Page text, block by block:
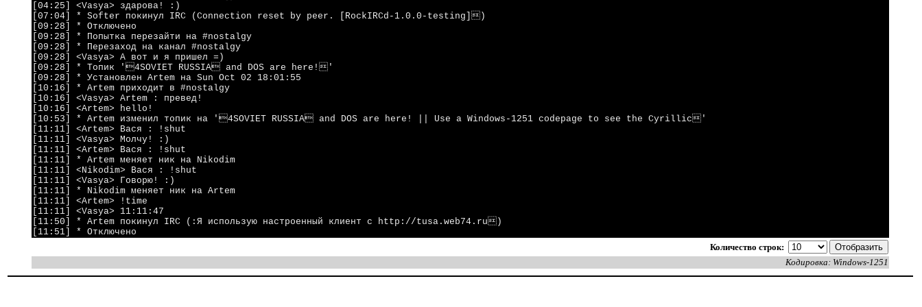
[04:25] <Vasya> здарова! :)
[07:04] * Softer покинул IRC (Connection reset by peer. [RockIRCd-1.0.0-testing])
[09:28] * Отключено
[09:28] * Попытка перезайти на #nostalgy
[09:28] * Перезаход на канал #nostalgy
[09:28] <Vasya> А вот и я пришел =)
[09:28] * Топик '4SOVIET RUSSIA and DOS are here!'
[09:28] * Установлен Artem на Sun Oct 02 18:01:55
[10:16] * Artem приходит в #nostalgy
[10:16] <Vasya> Artem : превед!
[10:16] <Artem> hello!
[10:53] * Artem изменил топик на '4SOVIET RUSSIA and DOS are here! || Use a Windows-1251 codepage to see the Cyrillic'
[11:11] <Artem> Вася : !shut
[11:11] <Vasya> Молчу! :)
[11:11] <Artem> Вася : !shut
[11:11] * Artem меняет ник на Nikodim
[11:11] <Nikodim> Вася : !shut
[11:11] <Vasya> Говорю! :)
[11:11] * Nikodim меняет ник на Artem
[11:11] <Artem> !time
[11:11] <Vasya> 11:11:47
[11:50] * Artem покинул IRC (:Я использую настроенный клиент с http://tusa.web74.ru)
[11:51] * Отключено
Количество строк:
Кодировка: Windows-1251